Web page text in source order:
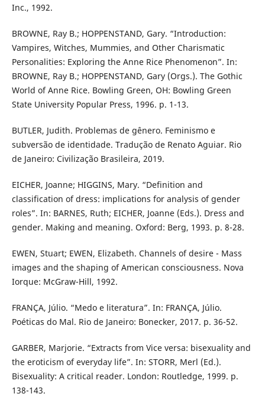
Inc., 1992.
BROWNE, Ray B.; HOPPENSTAND, Gary. “Introduction:
Vampires, Witches, Mummies, and Other Charismatic
Personalities: Exploring the Anne Rice Phenomenon”. In:
BROWNE, Ray B.; HOPPENSTAND, Gary (Orgs.). The Gothic
World of Anne Rice. Bowling Green, OH: Bowling Green
State University Popular Press, 1996. p. 1-13.
BUTLER, Judith. Problemas de gênero. Feminismo e
subversão de identidade. Tradução de Renato Aguiar. Rio
de Janeiro: Civilização Brasileira, 2019.
EICHER, Joanne; HIGGINS, Mary. “Definition and
classification of dress: implications for analysis of gender
roles”. In: BARNES, Ruth; EICHER, Joanne (Eds.). Dress and
gender. Making and meaning. Oxford: Berg, 1993. p. 8-28.
EWEN, Stuart; EWEN, Elizabeth. Channels of desire - Mass
images and the shaping of American consciousness. Nova
Iorque: McGraw-Hill, 1992.
FRANÇA, Júlio. “Medo e literatura”. In: FRANÇA, Júlio.
Poéticas do Mal. Rio de Janeiro: Bonecker, 2017. p. 36-52.
GARBER, Marjorie. “Extracts from Vice versa: bisexuality and
the eroticism of everyday life”. In: STORR, Merl (Ed.).
Bisexuality: A critical reader. London: Routledge, 1999. p.
138-143.